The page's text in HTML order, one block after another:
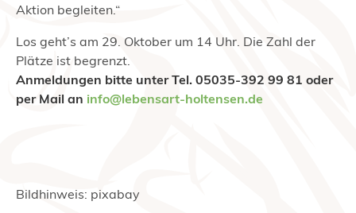
Aktion begleiten.“
Los geht’s am 29. Oktober um 14 Uhr. Die Zahl der
Plätze ist begrenzt.
Anmeldungen bitte unter Tel. 05035-392 99 81 oder
per Mail an info@lebensart-holtensen.de
Bildhinweis: pixabay